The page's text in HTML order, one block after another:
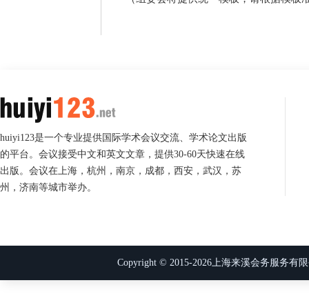
huiyi123是一个专业提供国际学术会议交流、学术论文出版
的平台。会议接受中文和英文文章，提供30-60天快速在线
出版。会议在上海，杭州，南京，成都，西安，武汉，苏
州，济南等城市举办。
Copyright © 2015-2026上海来溪会务服务有